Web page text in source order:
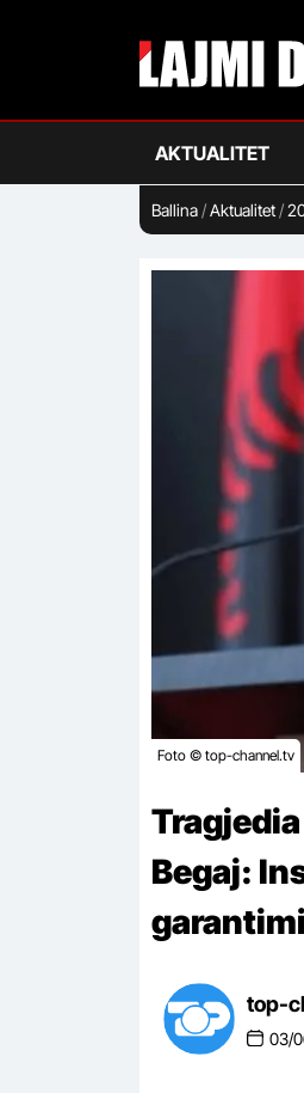
AKTUALITET
Ballina/Aktualitet/
turistik
Foto © top-channel.tv
Begaj:
top-
03/